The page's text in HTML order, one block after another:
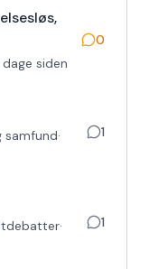
dage siden
0
samfund·
1
·
1